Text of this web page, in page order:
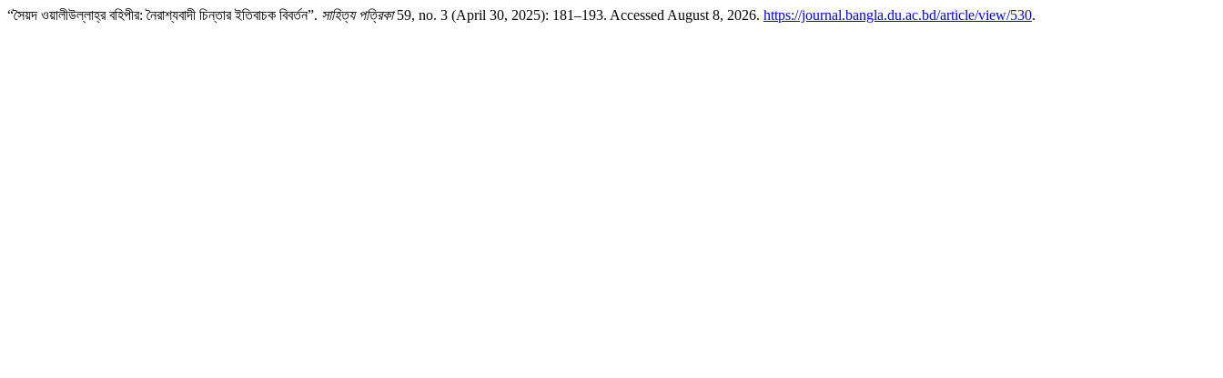
“সৈয়দ ওয়ালীউল্লাহ্‌র বহিপীর: নৈরাশ্যবাদী চিন্তার ইতিবাচক বিবর্তন”. সাহিত্য পত্রিকা59, no. 3 (April 30, 2025): 181–193. Accessed August 8, 2026. https://journal.bangla.du.ac.bd/article/view/530.